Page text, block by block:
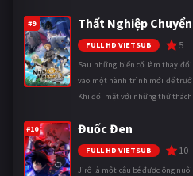
#9 Thất Nghiệp
FULL HD VIETSUB 5
Sau những biến cố làm thay
vào một hành trình mới để
Khi đối mặt với những thử thách
#10 Đuốc Đen
FULL HD VIETSUB 10
Jirô là một cậu bé được ông